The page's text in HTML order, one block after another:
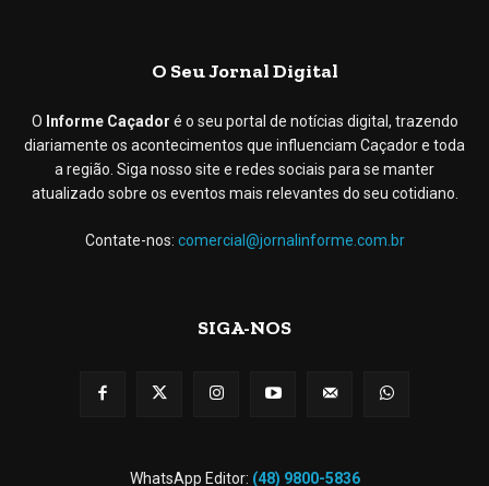
O Seu Jornal Digital
O Informe Caçador é o seu portal de notícias digital, trazendo
diariamente os acontecimentos que influenciam Caçador e toda
a região. Siga nosso site e redes sociais para se manter
atualizado sobre os eventos mais relevantes do seu cotidiano.
Contate-nos: comercial@jornalinforme.com.br
SIGA-NOS
WhatsApp Editor: (48) 9800-5836